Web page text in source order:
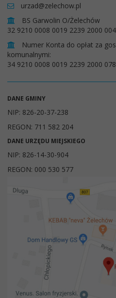
urzad@zelechow.pl
BS Garwolin O/Żelechów
32 9210 0008 0019 2239 2000
Numer Konta do opłat za
komunalnymi:
34 9210 0008 0019 2239 2000
DANE GMINY
NIP: 826-20-37-238
REGON: 711 582 204
DANE URZĘDU MIEJSKIEGO
NIP: 826-14-30-904
REGON: 000 530 577